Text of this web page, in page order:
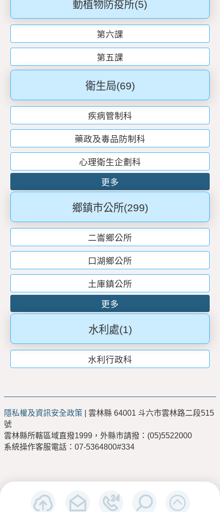
動植物防疫所(5)
第六課
第五課
衛生局(69)
疾病管制科
藥政及毒品防制科
心理衛生企劃科
更多
鄉鎮市公所(299)
二崙鄉公所
口湖鄉公所
土庫鎮公所
更多
水利處(1)
水利行政科
隱私權及資訊安全政策 | 雲林縣 64001 斗六市雲林路二段515
號
雲林縣所轄區域直撥1999，外縣市請撥：(05)5522000
系統操作客服電話：07-5364800#334